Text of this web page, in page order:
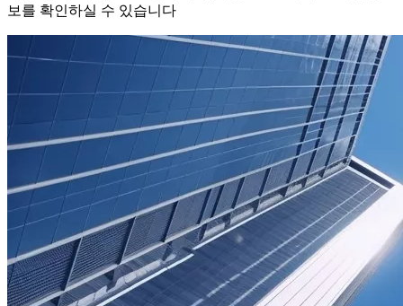
보를 확인하실 수 있습니다